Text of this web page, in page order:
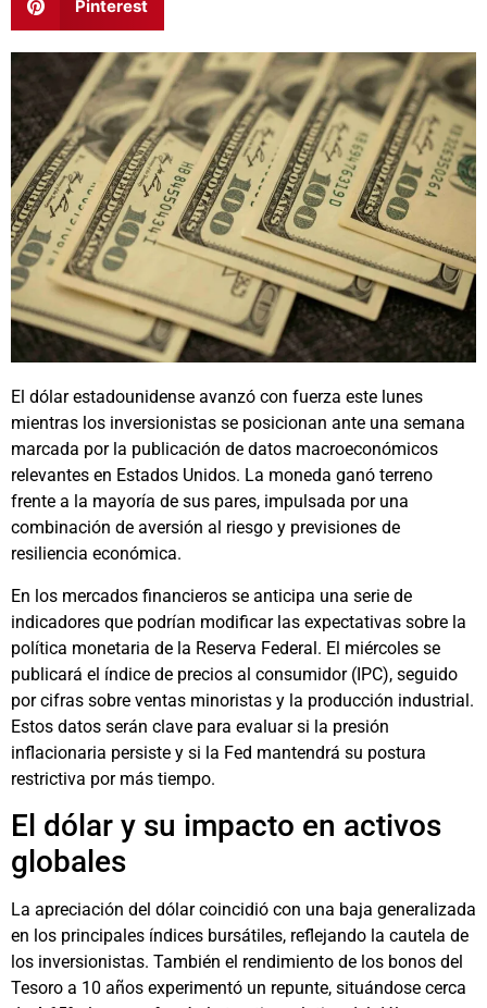
Pinterest
El dólar estadounidense avanzó con fuerza este lunes
mientras los inversionistas se posicionan ante una semana
marcada por la publicación de datos macroeconómicos
relevantes en Estados Unidos. La moneda ganó terreno
frente a la mayoría de sus pares, impulsada por una
combinación de aversión al riesgo y previsiones de
resiliencia económica.
En los mercados financieros se anticipa una serie de
indicadores que podrían modificar las expectativas sobre la
política monetaria de la Reserva Federal. El miércoles se
publicará el índice de precios al consumidor (IPC), seguido
por cifras sobre ventas minoristas y la producción industrial.
Estos datos serán clave para evaluar si la presión
inflacionaria persiste y si la Fed mantendrá su postura
restrictiva por más tiempo.
El dólar y su impacto en activos
globales
La apreciación del dólar coincidió con una baja generalizada
en los principales índices bursátiles, reflejando la cautela de
los inversionistas. También el rendimiento de los bonos del
Tesoro a 10 años experimentó un repunte, situándose cerca